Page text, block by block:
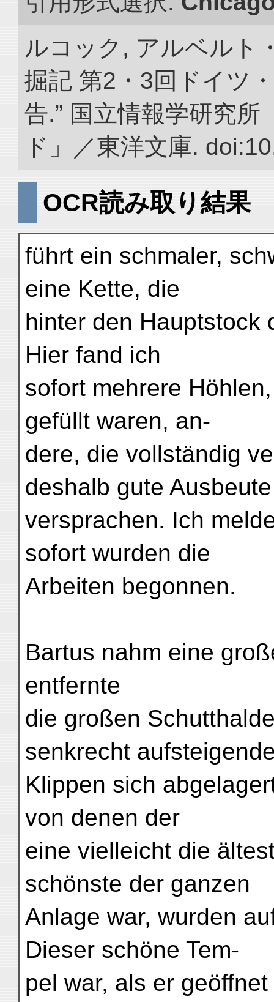
ルコック, アルベルト
掘記 第2・3回ドイツ
告.” 国立情報学研究
ド」／東洋文庫.
OCR読み取り結果
führt ein schmaler,
eine Kette, die
hinter den Hauptstock
Hier fand ich
sofort mehrere
gefüllt waren, an-
dere, die vollständig
deshalb gute Ausbeute
versprachen. Ich
sofort wurden die
Arbeiten begonnen.
Bartus nahm eine
entfernte
die großen
senkrecht
Klippen sich
von denen der
eine vielleicht die
schönste der ganzen
Anlage war, wurden
Dieser schöne Tem-
pel war, als er